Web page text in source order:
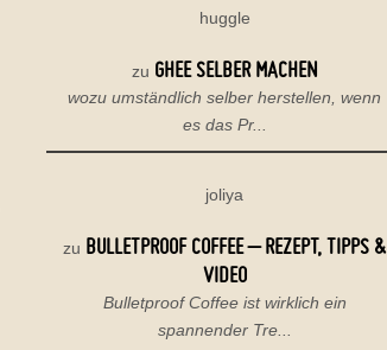
huggle
zu GHEE SELBER MACHEN
wozu umständlich selber herstellen, wenn
es das Pr...
joliya
zu BULLETPROOF COFFEE – REZEPT, TIPPS &
VIDEO
Bulletproof Coffee ist wirklich ein
spannender Tre...